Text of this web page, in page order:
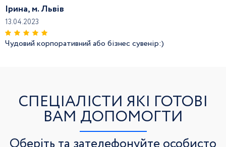
Ірина, м. Львів
13.04.2023
Чудовий корпоративний або бізнес сувенір:)
СПЕЦІАЛІСТИ ЯКІ ГОТОВІ
ВАМ ДОПОМОГТИ
Оберіть та зателефонуйте особисто